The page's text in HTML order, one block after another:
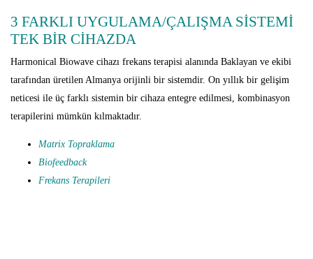
3 FARKLI UYGULAMA/ÇALIŞMA SİSTEMİ
TEK BİR CİHAZDA
Harmonical Biowave cihazı frekans terapisi alanında Baklayan ve ekibi
tarafından üretilen Almanya orijinli bir sistemdir. On yıllık bir gelişim
neticesi ile üç farklı sistemin bir cihaza entegre edilmesi, kombinasyon
terapilerini mümkün kılmaktadır.
Matrix Topraklama
Biofeedback
Frekans Terapileri